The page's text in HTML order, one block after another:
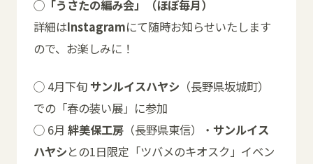
◯「うさたの編み会」（ほぼ毎月）
詳細はInstagramにて随時お知らせいたします
ので、お楽しみに！
◯ 4月下旬サンルイスハヤシ （長野県坂城町）
での「春の装い展」に参加
◯ 6月 絆美保工房（長野県東信）・ サンルイス
ハヤシとの1日限定「ツバメのキオスク」イベン